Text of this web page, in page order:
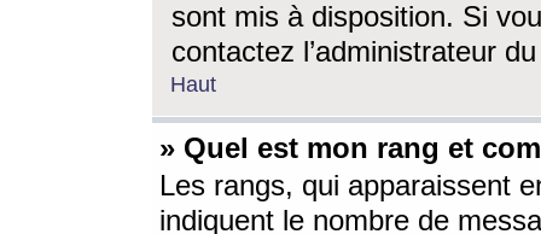
sont mis à disposition. Si
contactez l’administrateur
Haut
» Quel est mon rang et
Les rangs, qui apparaissent
indiquent le nombre de